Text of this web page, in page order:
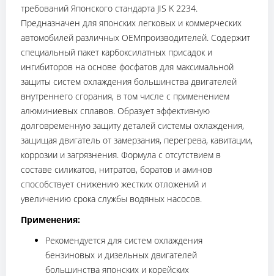
требований Японского стандарта JIS K 2234.
Предназначен для японских легковых и коммерческих
автомобилей различных ОЕМпроизводителей. Содержит
специальный пакет карбоксилатных присадок и
ингибиторов на основе фосфатов для максимальной
защиты систем охлаждения большинства двигателей
внутреннего сгорания, в том числе с применением
алюминиевых сплавов. Образует эффективную
долговременную защиту деталей системы охлаждения,
защищая двигатель от замерзания, перегрева, кавитации,
коррозии и загрязнения. Формула с отсутствием в
составе силикатов, нитратов, боратов и аминов
способствует снижению жестких отложений и
увеличению срока службы водяных насосов.
Применения:
Рекомендуется для систем охлаждения
бензиновых и дизельных двигателей
большинства японских и корейских